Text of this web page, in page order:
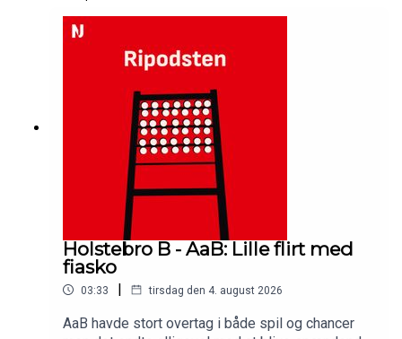
Holstebro B - AaB: Lille flirt med
fiasko
03:33 | tirsdag den 4. august 2026
AaB havde stort overtag i både spil og chancer